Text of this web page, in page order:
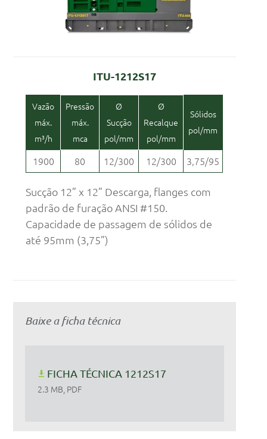
ITU-1212S17
Vazão
máx.
m³/h
Pressão
máx.
mca
Ø
Sucção
pol/mm
Ø
Recalque
pol/mm
Sólidos
pol/mm
1900 80 12/300 12/300 3,75/95
Sucção 12” x 12” Descarga, flanges com
padrão de furação ANSI #150.
Capacidade de passagem de sólidos de
até 95mm (3,75”)
Baixe a ficha técnica
FICHA TÉCNICA 1212S17
2.3 MB, PDF